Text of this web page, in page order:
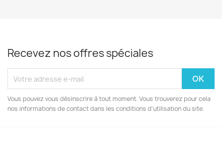
Recevez nos offres spéciales
Vous pouvez vous désinscrire à tout moment. Vous trouverez pour cela
nos informations de contact dans les conditions d'utilisation du site.